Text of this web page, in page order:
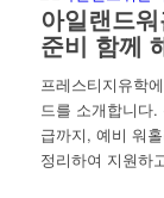
아일랜드
준비 함께
프레스티지유학
드를 소개합니다
급까지, 예비 워
정리하여 지원하